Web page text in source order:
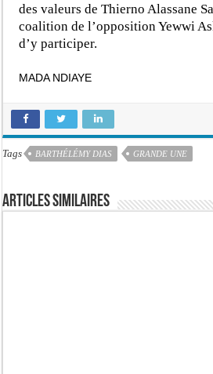
des valeurs de Thierno Alassane
coalition de l’opposition Yewwi
d’y participer.
MADA NDIAYE
Tags BARTHÉLÉMY DIAS GRANDE UNE
Articles similaires